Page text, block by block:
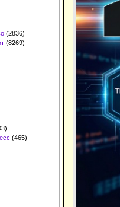
(2836)
(8269)
(465)